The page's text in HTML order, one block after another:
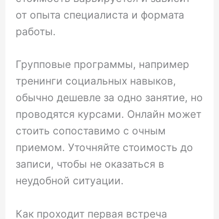
от опыта специалиста и формата
работы.
Групповые программы, например
тренинги социальных навыков,
обычно дешевле за одно занятие, но
проводятся курсами. Онлайн может
стоить сопоставимо с очным
приемом. Уточняйте стоимость до
записи, чтобы не оказаться в
неудобной ситуации.
Как проходит первая встреча